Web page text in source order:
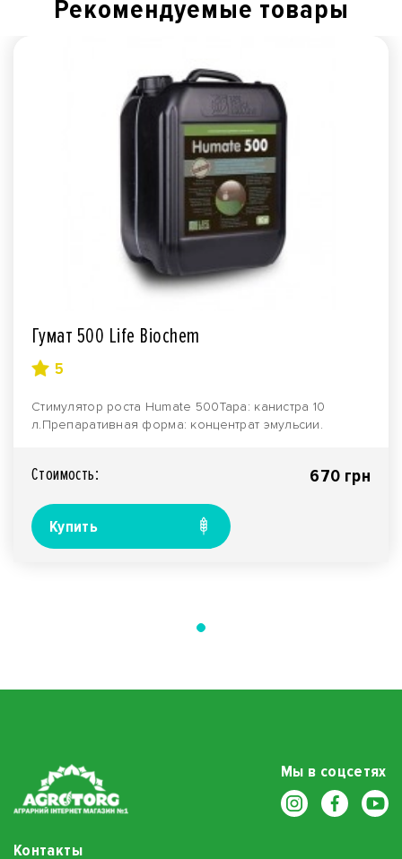
Рекомендуемые товары
Гумат 500 Life Biochem
5
Стимулятор роста Нumate 500Тара: канистра 10
л.Препаративная форма: концентрат эмульсии.
Стоимость: 670 грн
Купить
Мы в соцсетях
Контакты